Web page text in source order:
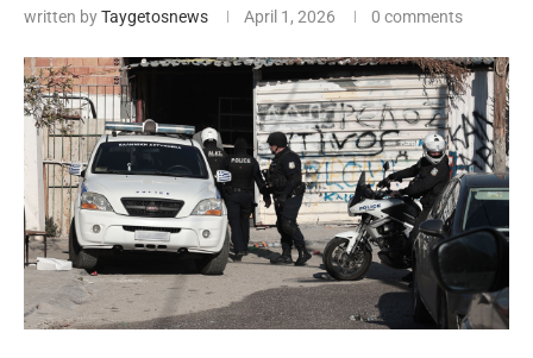
written byTaygetosnews April 1, 2026 0 comments